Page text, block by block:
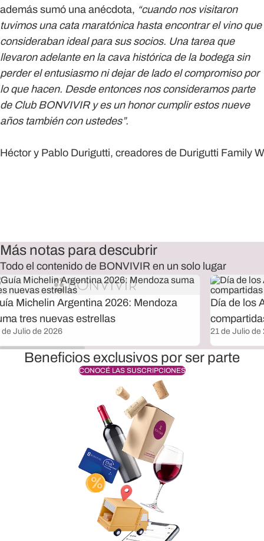
además sumó una anécdota, “cuando nos visitaron
tuvimos una cata maratónica hasta encontrar el vino que
consideraban ideal para sus socios. Una tarea que
llevaron adelante en la cava histórica de la bodega sin
perder el entusiasmo ni dejar de lado el compromiso por
lo que hacen. Desde entonces nos consideramos parte
de Club BONVIVIR y es un honor cumplir estos nueve
años también con ustedes”.
Héctor y Pablo Durigutti, creadores de Durigutti Family
Más notas para descubrir
Todo el contenido de BONVIVIR en un solo lugar
Michelin Argentina 2026: Mendoza
tres nuevas estrellas
de Julio de 2026
Día de los
21 de Julio de
Beneficios exclusivos por ser parte
CONOCÉ LAS SUSCRIPCIONES